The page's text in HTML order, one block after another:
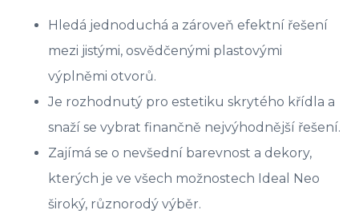
Hledá jednoduchá a zároveň efektní řešení
mezi jistými, osvědčenými plastovými
výplněmi otvorů.
Je rozhodnutý pro estetiku skrytého křídla a
snaží se vybrat finančně nejvýhodnější řešení.
Zajímá se o nevšední barevnost a dekory,
kterých je ve všech možnostech Ideal Neo
široký, různorodý výběr.